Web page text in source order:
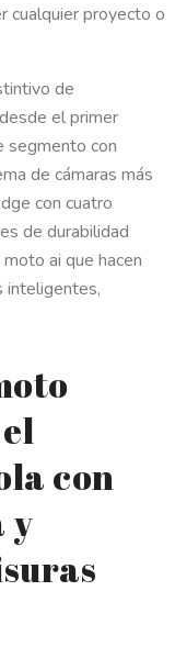
cualquier proyecto o
de
el primer
segmento con
de cámaras más
con cuatro
de durabilidad
ai que hacen
inteligentes,
con
y